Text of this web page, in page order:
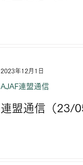
連盟通信（23/
AJAF連盟通信
2023年12月1日